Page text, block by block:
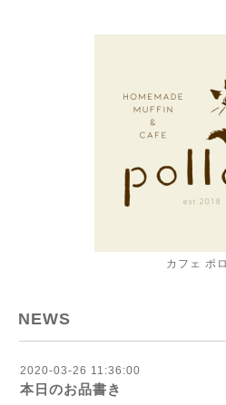
カフェ ポ
NEWS
2020-03-26 11:36:00
本日のお品書き